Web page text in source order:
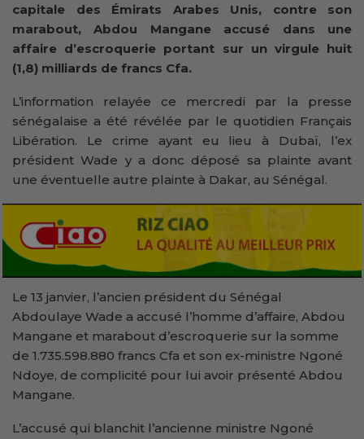
capitale des Émirats Arabes Unis, contre son
marabout, Abdou Mangane accusé dans une
affaire d’escroquerie portant sur un virgule huit
(1,8) milliards de francs Cfa.
L’information relayée ce mercredi par la presse
sénégalaise a été révélée par le quotidien Français
Libération. Le crime ayant eu lieu à Dubaï, l’ex
président Wade y a donc déposé sa plainte avant
une éventuelle autre plainte à Dakar, au Sénégal.
Le 13 janvier, l’ancien président du Sénégal
Abdoulaye Wade a accusé l’homme d’affaire, Abdou
Mangane et marabout d’escroquerie sur la somme
de 1.735.598.880 francs Cfa et son ex-ministre Ngoné
Ndoye, de complicité pour lui avoir présenté Abdou
Mangane.
L’accusé qui blanchit l’ancienne ministre Ngoné